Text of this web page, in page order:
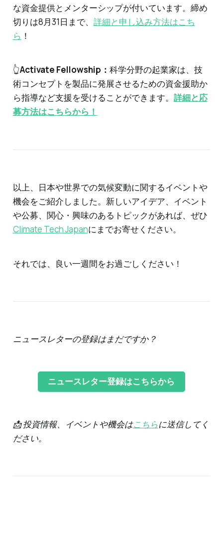
な資金提供とメンターシップが付いています。締め
切りは8月31日まで、 詳細と申し込み方法はこち
ら ！
👆Activate Fellowship： 科学分野の起業家は、技
術コンセプトを製品に発展させるための資金援助か
ら指導など支援を受けることができます。 詳細と応
募方法はこちらから！
以上、日本や世界での気候変動に関するイベントや
機会をご紹介しました。新しいアイデア、イベント
や公募、関心・興味のあるトピックがあれば、ぜひ
Climate Tech Japanにまでお寄せください。
それでは、良い一週間をお過ごしください！
ニュースレターの登録はまだですか？
ニュースレター登録はこちらから
📩 投資情報、イベントや機会はこちらに送信してく
ださい。